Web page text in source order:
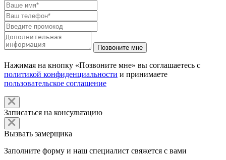
Нажимая на кнопку «Позвоните мне» вы соглашаетесь с
политикой конфиденциальности и принимаете
пользовательское соглашение
Записаться на консультацию
Вызвать замерщика
Заполните форму и наш специалист свяжется с вами